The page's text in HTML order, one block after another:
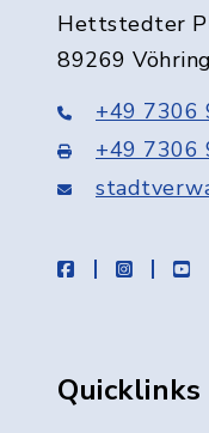
Hettstedter
89269
+49 7306
+49 7306
facebookinstagram
Quicklinks